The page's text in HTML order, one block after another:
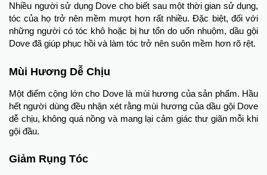
Nhiều người sử dụng Dove cho biết sau một thời gian sử dụng,
tóc của họ trở nên mềm mượt hơn rất nhiều. Đặc biệt, đối với
những người có tóc khô hoặc bị hư tổn do uốn nhuộm, dầu gội
Dove đã giúp phục hồi và làm tóc trở nên suôn mềm hơn rõ rệt.
Mùi Hương Dễ Chịu
Một điểm cộng lớn cho Dove là mùi hương của sản phẩm. Hầu
hết người dùng đều nhận xét rằng mùi hương của dầu gội Dove
dễ chịu, không quá nồng và mang lại cảm giác thư giãn mỗi khi
gội đầu.
Giảm Rụng Tóc